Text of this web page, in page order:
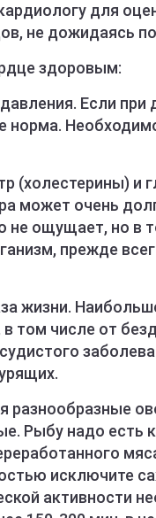
для
не дожидаясь
здоровым:
Если
норма.
(холестерины) и
может очень
не ощущает, но в
прежде
жизни.
в том числе от
разнообразные
Рыбу надо есть
исключите
активности